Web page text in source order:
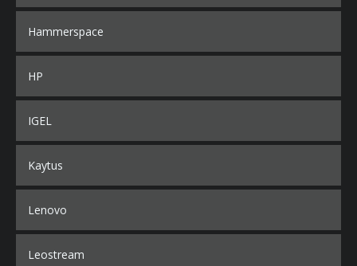
Hammerspace
HP
IGEL
Kaytus
Lenovo
Leostream